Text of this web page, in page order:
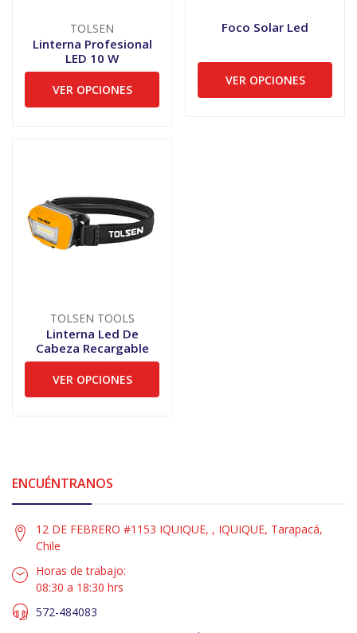
TOLSEN
Linterna Profesional
LED 10 W
VER OPCIONES
Foco Solar Led
VER OPCIONES
TOLSEN TOOLS
Linterna Led De
Cabeza Recargable
VER OPCIONES
ENCUÉNTRANOS
12 DE FEBRERO #1153 IQUIQUE, , IQUIQUE, Tarapacá,
Chile
Horas de trabajo:
08:30 a 18:30 hrs
572-484083